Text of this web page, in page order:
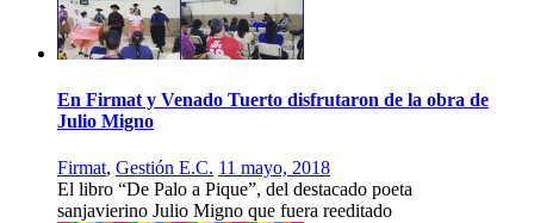
En Firmat y Venado Tuerto disfrutaron de la obra de
Julio Migno
Firmat, Gestión E.C. 11 mayo, 2018
El libro “De Palo a Pique”, del destacado poeta
sanjavierino Julio Migno que fuera reeditado